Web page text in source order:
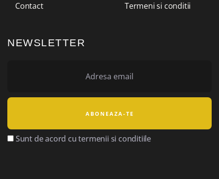
Contact
Termeni si conditii
NEWSLETTER
Sunt de acord cu termenii si conditiile